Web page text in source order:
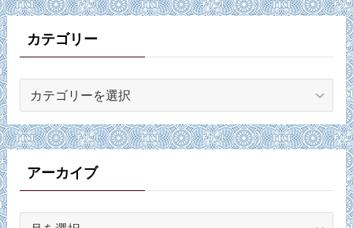
カテゴリー
ゴ
リ
ーアーカイブ